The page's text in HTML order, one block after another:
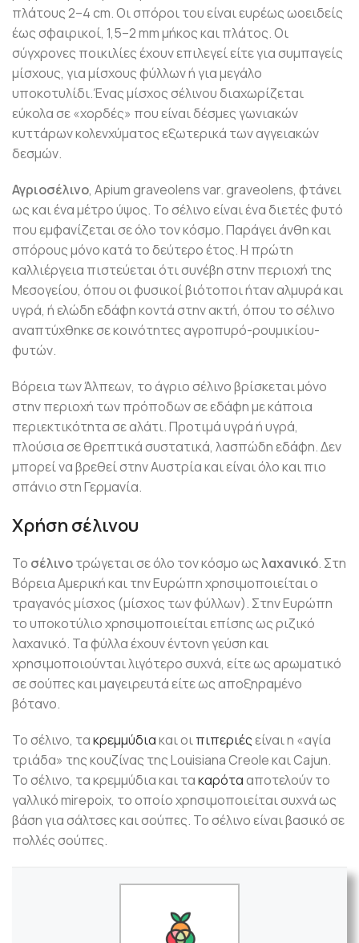
πλάτους 2–4 cm. Οι σπόροι του είναι ευρέως ωοειδείς
έως σφαιρικοί, 1,5–2 mm μήκος και πλάτος. Οι
σύγχρονες ποικιλίες έχουν επιλεγεί είτε για συμπαγείς
μίσχους, για μίσχους φύλλων ή για μεγάλο
υποκοτυλίδι.Ένας μίσχος σέλινου διαχωρίζεται
εύκολα σε «χορδές» που είναι δέσμες γωνιακών
κυττάρων κολενχύματος εξωτερικά των αγγειακών
δεσμών.
Αγριοσέλινο, Apium graveolens var. graveolens, φτάνει
ως και ένα μέτρο ύψος. Το σέλινο είναι ένα διετές φυτό
που εμφανίζεται σε όλο τον κόσμο. Παράγει άνθη και
σπόρους μόνο κατά το δεύτερο έτος. Η πρώτη
καλλιέργεια πιστεύεται ότι συνέβη στην περιοχή της
Μεσογείου, όπου οι φυσικοί βιότοποι ήταν αλμυρά και
υγρά, ή ελώδη εδάφη κοντά στην ακτή, όπου το σέλινο
αναπτύχθηκε σε κοινότητες αγροπυρό-ρουμικίου-
φυτών.
Βόρεια των Άλπεων, το άγριο σέλινο βρίσκεται μόνο
στην περιοχή των πρόποδων σε εδάφη με κάποια
περιεκτικότητα σε αλάτι. Προτιμά υγρά ή υγρά,
πλούσια σε θρεπτικά συστατικά, λασπώδη εδάφη. Δεν
μπορεί να βρεθεί στην Αυστρία και είναι όλο και πιο
σπάνιο στη Γερμανία.
Χρήση σέλινου
Το σέλινοτρώγεται σε όλο τον κόσμο ωςλαχανικό. Στη
Βόρεια Αμερική και την Ευρώπη χρησιμοποιείται ο
τραγανός μίσχος (μίσχος των φύλλων). Στην Ευρώπη
το υποκοτύλιο χρησιμοποιείται επίσης ως ριζικό
λαχανικό. Τα φύλλα έχουν έντονη γεύση και
χρησιμοποιούνται λιγότερο συχνά, είτε ως αρωματικό
σε σούπες και μαγειρευτά είτε ως αποξηραμένο
βότανο.
Το σέλινο, τακρεμμύδιακαι οιπιπεριέςείναι η «αγία
τριάδα» της κουζίνας της Louisiana Creole και Cajun.
Το σέλινο, τα κρεμμύδια και τακαρότααποτελούν το
γαλλικό mirepoix, το οποίο χρησιμοποιείται συχνά ως
βάση για σάλτσες και σούπες. Το σέλινο είναι βασικό σε
πολλές σούπες.